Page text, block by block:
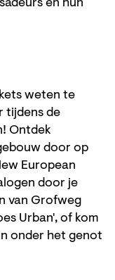
en hun
weten te
tijdens de
Ontdek
door op
European
door je
van Grofweg
Urban', of kom
onder het genot